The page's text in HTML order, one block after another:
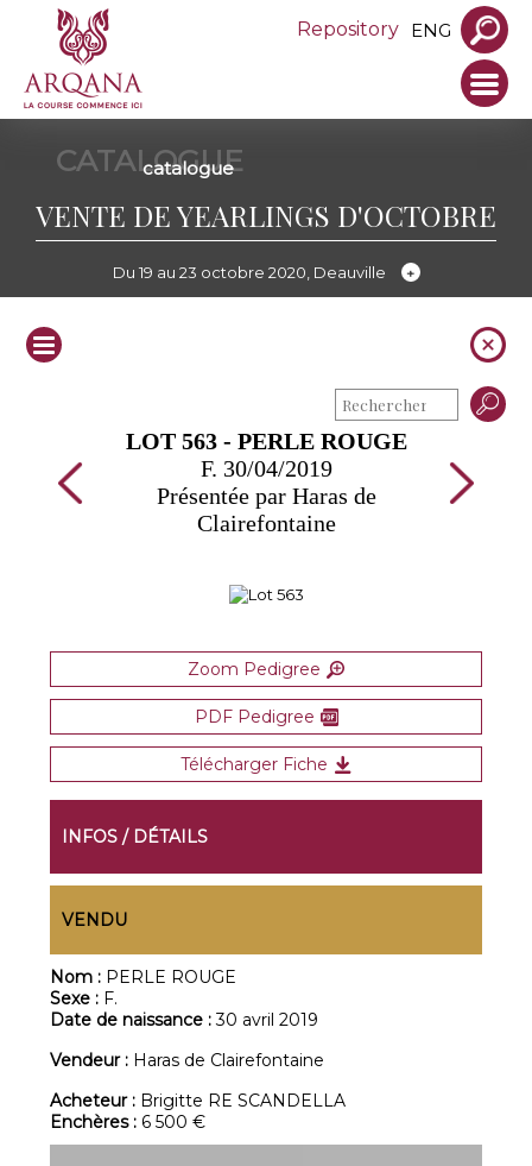
Repository ENG
CATALOGUE
catalogue
VENTE DE YEARLINGS D'OCTOBRE
Du 19 au 23 octobre 2020, Deauville
LOT 563 - PERLE ROUGE
F. 30/04/2019
Présentée par Haras de
Clairefontaine
Zoom Pedigree
PDF Pedigree
Télécharger Fiche
INFOS / DÉTAILS
VENDU
Nom : PERLE ROUGE
Sexe : F.
Date de naissance :30 avril 2019
Vendeur : Haras de Clairefontaine
Acheteur : Brigitte RE SCANDELLA
Enchères : 6 500 €